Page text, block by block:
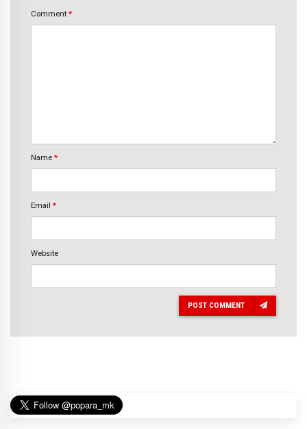
Comment *
Name *
Email *
Website
POST COMMENT